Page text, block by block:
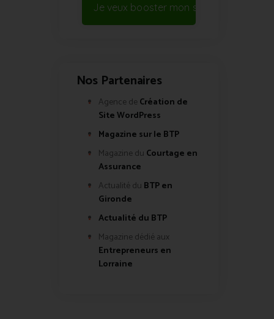
Je veux booster mon site !
Nos Partenaires
Agence de Création de
Site WordPress
Magazine sur le BTP
Magazine du Courtage en
Assurance
Actualité du BTP en
Gironde
Actualité du BTP
Magazine dédié aux
Entrepreneurs en
Lorraine